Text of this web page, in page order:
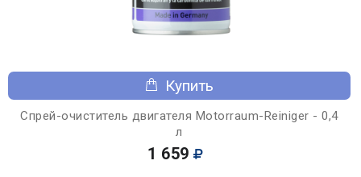
Купить
Спрей-очиститель двигателя Motorraum-Reiniger - 0,4
л
1 659